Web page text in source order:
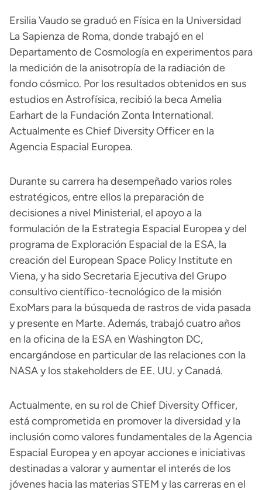
Ersilia Vaudo se graduó en Física en la Universidad
La Sapienza de Roma, donde trabajó en el
Departamento de Cosmología en experimentos para
la medición de la anisotropía de la radiación de
fondo cósmico. Por los resultados obtenidos en sus
estudios en Astrofísica, recibió la beca Amelia
Earhart de la Fundación Zonta International.
Actualmente es Chief Diversity Officer en la
Agencia Espacial Europea.
Durante su carrera ha desempeñado varios roles
estratégicos, entre ellos la preparación de
decisiones a nivel Ministerial, el apoyo a la
formulación de la Estrategia Espacial Europea y del
programa de Exploración Espacial de la ESA, la
creación del European Space Policy Institute en
Viena, y ha sido Secretaria Ejecutiva del Grupo
consultivo científico-tecnológico de la misión
ExoMars para la búsqueda de rastros de vida pasada
y presente en Marte. Además, trabajó cuatro años
en la oficina de la ESA en Washington DC,
encargándose en particular de las relaciones con la
NASA y los stakeholders de EE. UU. y Canadá.
Actualmente, en su rol de Chief Diversity Officer,
está comprometida en promover la diversidad y la
inclusión como valores fundamentales de la Agencia
Espacial Europea y en apoyar acciones e iniciativas
destinadas a valorar y aumentar el interés de los
jóvenes hacia las materias STEM y las carreras en el